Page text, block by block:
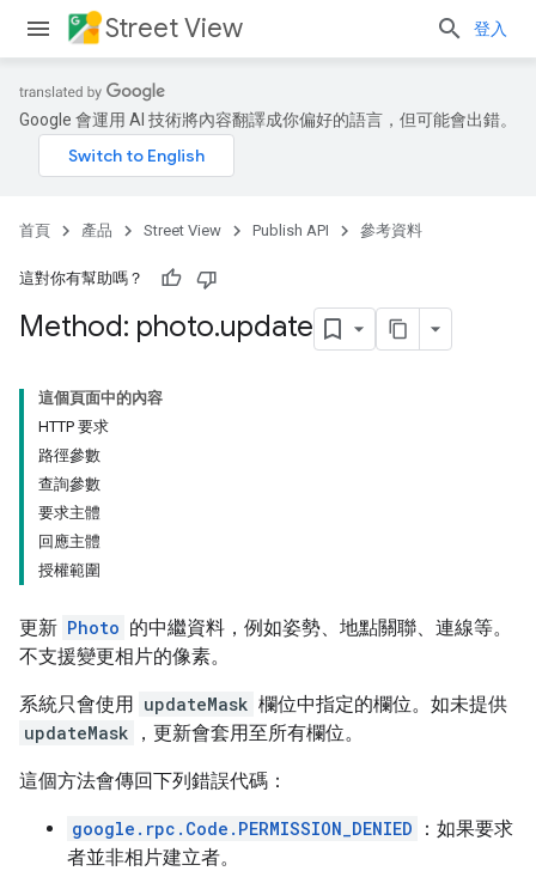
Street View 登入
Google 會運用 AI 技術將內容翻譯成你偏好的語言，但可能會出錯。
首頁 產品 Street View Publish API 參考資料
這對你有幫助嗎？
Method: photo.update
這個頁面中的內容
HTTP 要求
路徑參數
查詢參數
要求主體
回應主體
授權範圍
更新 Photo 的中繼資料，例如姿勢、地點關聯、連線等。
不支援變更相片的像素。
系統只會使用 updateMask 欄位中指定的欄位。如未提供
updateMask
，更新會套用至所有欄位。
這個方法會傳回下列錯誤代碼：
google.rpc.Code.PERMISSION_DENIED
：如果要求
者並非相片建立者。